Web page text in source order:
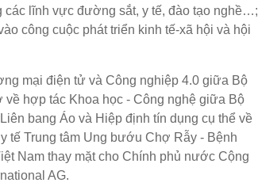
các lĩnh vực đường sắt, y tế, đào tạo nghề…;
công cuộc phát triển kinh tế-xã hội và hội
mại điện tử và Công nghiệp 4.0 giữa Bộ
hợp tác Khoa học - Công nghệ giữa Bộ
bang Áo và Hiệp định tín dụng cụ thể về
tế Trung tâm Ung bướu Chợ Rẫy - Bệnh
Nam thay mặt cho Chính phủ nước Cộng
AG.